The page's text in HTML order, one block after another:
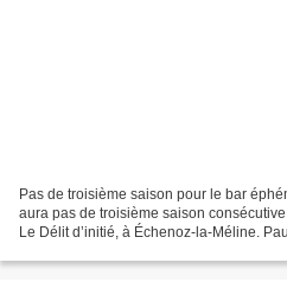
Pas de troisième saison pour le bar
aura pas de troisième saison
Le Délit d’initié, à Échenoz-la-Méline.